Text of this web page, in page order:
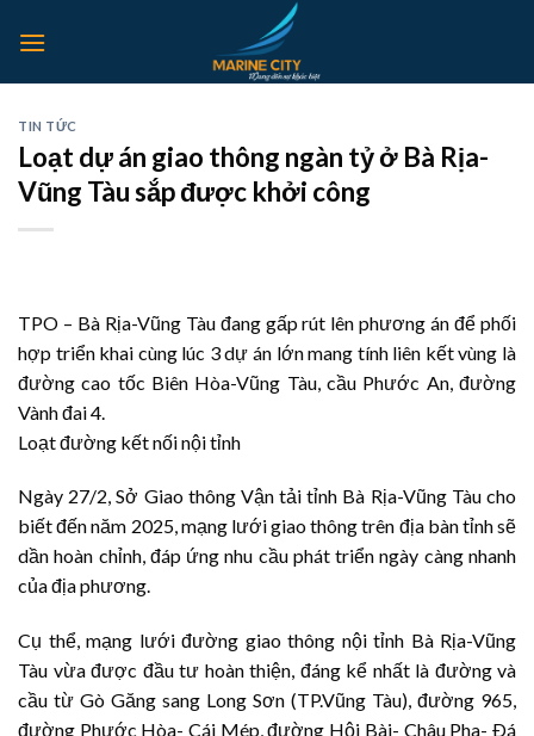
TIN TỨC
Loạt dự án giao thông ngàn tỷ ở Bà Rịa-
Vũng Tàu sắp được khởi công
TPO – Bà Rịa-Vũng Tàu đang gấp rút lên phương án để phối
hợp triển khai cùng lúc 3 dự án lớn mang tính liên kết vùng là
đường cao tốc Biên Hòa-Vũng Tàu, cầu Phước An, đường
Vành đai 4.
Loạt đường kết nối nội tỉnh
Ngày 27/2, Sở Giao thông Vận tải tỉnh Bà Rịa-Vũng Tàu cho
biết đến năm 2025, mạng lưới giao thông trên địa bàn tỉnh sẽ
dần hoàn chỉnh, đáp ứng nhu cầu phát triển ngày càng nhanh
của địa phương.
Cụ thể, mạng lưới đường giao thông nội tỉnh Bà Rịa-Vũng
Tàu vừa được đầu tư hoàn thiện, đáng kể nhất là đường và
cầu từ Gò Găng sang Long Sơn (TP.Vũng Tàu), đường 965,
đường Phước Hòa- Cái Mép, đường Hội Bài- Châu Pha- Ðá